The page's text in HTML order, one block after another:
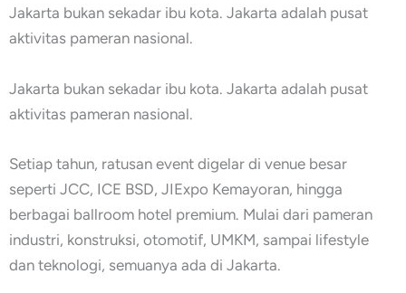
Jakarta bukan sekadar ibu kota. Jakarta adalah pusat
aktivitas pameran nasional.
Jakarta bukan sekadar ibu kota. Jakarta adalah pusat
aktivitas pameran nasional.
Setiap tahun, ratusan event digelar di venue besar
seperti JCC, ICE BSD, JIExpo Kemayoran, hingga
berbagai ballroom hotel premium. Mulai dari pameran
industri, konstruksi, otomotif, UMKM, sampai lifestyle
dan teknologi, semuanya ada di Jakarta.